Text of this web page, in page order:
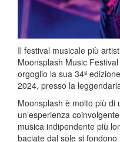
Il festival musicale più
Moonsplash Music
orgoglio la sua 34ª
2024, presso la
Moonsplash è molto più di
un’esperienza
musica indipendente più
baciate dal sole si